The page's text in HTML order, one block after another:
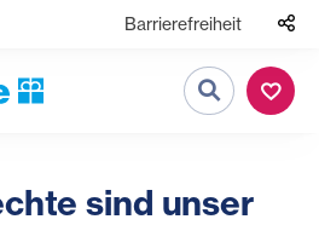
Barrierefreiheit
Suche
sind unser